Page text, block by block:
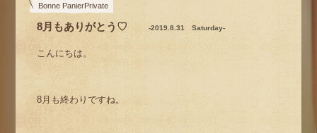
Bonne PanierPrivate
8月もありがとう♡ -2019.8.31 Saturday-
こんにちは。
8月も終わりですね。